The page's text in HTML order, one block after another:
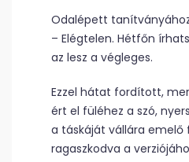
Odalépett
– Elégtelen. Hétfőn
az lesz a végleges.
Ezzel hátat fordított,
ért el füléhez a szó,
a táskáját vállára emelő
ragaszkodva a